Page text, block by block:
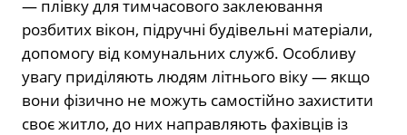
— плівку для тимчасового заклеювання
розбитих вікон, підручні будівельні матеріали,
допомогу від комунальних служб. Особливу
увагу приділяють людям літнього віку — якщо
вони фізично не можуть самостійно захистити
своє житло, до них направляють фахівців із